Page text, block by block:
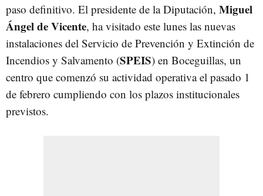
paso definitivo. El presidente de la Diputación, Miguel
Ángel de Vicente, ha visitado este lunes las nuevas
instalaciones del Servicio de Prevención y Extinción de
Incendios y Salvamento (SPEIS) en Boceguillas, un
centro que comenzó su actividad operativa el pasado 1
de febrero cumpliendo con los plazos institucionales
previstos.